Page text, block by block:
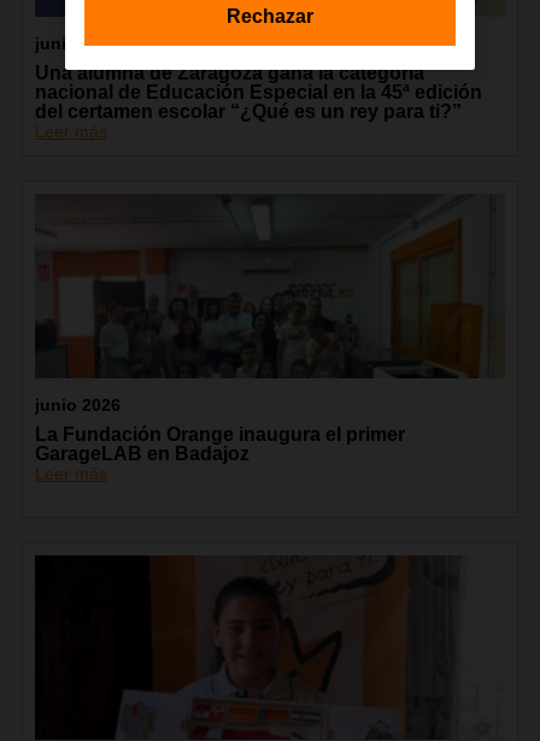
junio 2026
Una alumna de Zaragoza gana la categoría
nacional de Educación Especial en la 45ª edición
del certamen escolar “¿Qué es un rey para ti?”
Leer más
junio 2026
La Fundación Orange inaugura el primer
GarageLAB en Badajoz
Leer más
Rechazar